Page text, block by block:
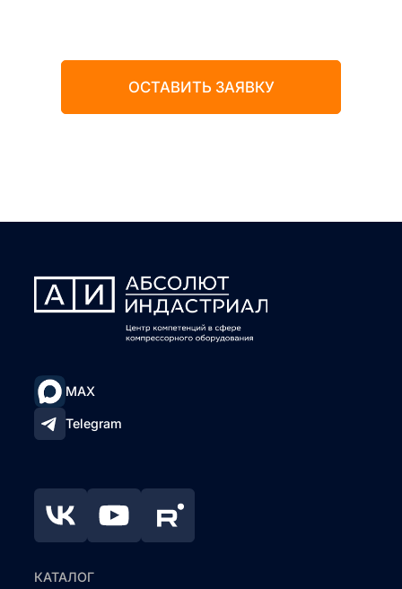
ОСТАВИТЬ ЗАЯВКУ
MAX
Telegram
КАТАЛОГ